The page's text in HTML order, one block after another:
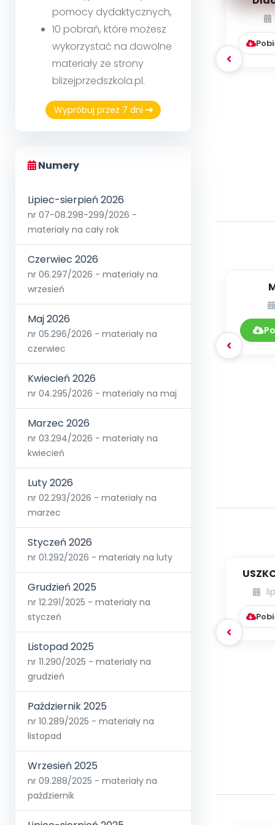
pomocy dydaktycznych,
10 pobrań, które możesz
wykorzystać na dowolne
materiały ze strony
blizejprzedszkola.pl.
Wypróbuj przez 7 dni
Numery
Lipiec-sierpień 2026
nr 07-08.298-299/2026 -
materiały na cały rok
Czerwiec 2026
nr 06.297/2026 - materiały na
wrzesień
Maj 2026
nr 05.296/2026 - materiały na
czerwiec
Kwiecień 2026
nr 04.295/2026 - materiały na maj
Marzec 2026
nr 03.294/2026 - materiały na
kwiecień
Luty 2026
nr 02.293/2026 - materiały na
marzec
Styczeń 2026
nr 01.292/2026 - materiały na luty
Grudzień 2025
nr 12.291/2025 - materiały na
styczeń
Listopad 2025
nr 11.290/2025 - materiały na
grudzień
Październik 2025
nr 10.289/2025 - materiały na
listopad
Wrzesień 2025
nr 09.288/2025 - materiały na
październik